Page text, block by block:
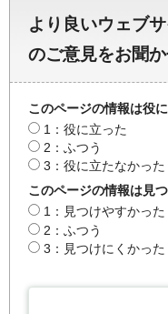
より良いウェブ
のご意見をお聞
このページの情報は役
1：役に立った
2：ふつう
3：役に立たなかった
このページの情報は見
1：見つけやすかった
2：ふつう
3：見つけにくかった